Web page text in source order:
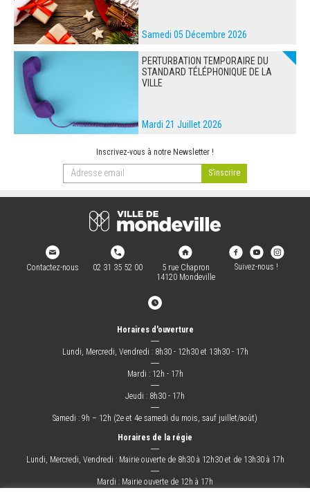
Samedi 05 Décembre 2026
PERTURBATION TEMPORAIRE DU
STANDARD TÉLÉPHONIQUE DE LA
VILLE
Mardi 21 Juillet 2026
Inscrivez-vous à notre Newsletter !
Contactez-nous 02 31 35 52 00
5 rue Chapron
14120 Mondeville
Suivez-nous !
Horaires d'ouverture
―
Lundi, Mercredi, Vendredi : 8h30 - 12h30 et 13h30 - 17h
―
Mardi : 12h - 17h
―
Jeudi : 8h30 - 17h
―
Samedi : 9h – 12h (2e et 4e samedi du mois, sauf juillet/août)
Horaires de la régie
―
Lundi, Mercredi, Vendredi : Mairie ouverte de 8h30 à 12h30 et de 13h30 à 17h
―
Mardi : Mairie ouverte de 12h à 17h